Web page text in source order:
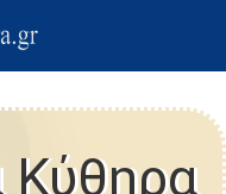
Κύθηρα